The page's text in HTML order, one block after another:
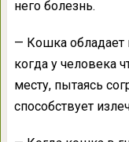
него болезнь.
— Кошка обладает
когда у человека
месту, пытаясь
способствует